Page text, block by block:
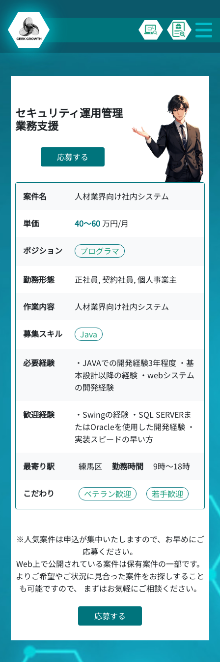
セキュリティ運用管理
業務支援
応募する
案件名 人材業界向け社内システム
単価 40〜60 万円/月
ポジション プログラマ
勤務形態 正社員, 契約社員, 個人事業主
作業内容 人材業界向け社内システム
募集スキル Java
必要経験
・JAVAでの開発経験3年程度 ・基
本設計以降の経験 ・webシステム
の開発経験
歓迎経験
・Swingの経験 ・SQL SERVERま
たはOracleを使用した開発経験 ・
実装スピードの早い方
最寄り駅 練馬区 勤務時間 9時〜18時
こだわり ベテラン歓迎 若手歓迎
※人気案件は申込が集中いたしますので、お早めにご
応募ください。
Web上で公開されている案件は保有案件の一部です。
よりご希望やご状況に見合った案件をお探しすること
も可能ですので、 まずはお気軽にご相談ください。
応募する